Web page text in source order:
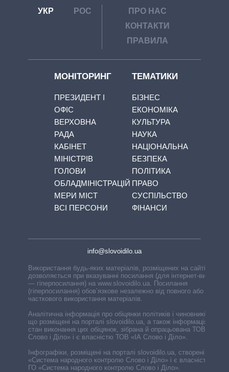
УКР РОС
ПРО НАС
КОНТАКТИ
ПРАВИЛА
МОНІТОРИНГ
ПРЕЗИДЕНТ І
ОФІС
ВЕРХОВНА
РАДА
КАБІНЕТ
МІНІСТРІВ
ГОЛОВИ
ОБЛАДМІНІСТРАЦІЙ
МЕРИ МІСТ
ВСІ ПЕРСОНИ
ТЕМАТИКИ
БІЗНЕС
ЕКОНОМІКА
КУЛЬТУРА
НАУКА
НАЦІОНАЛЬНА
БЕЗПЕКА
ПОЛІТИКА
ПРАВО
СУСПІЛЬСТВО
ФІНАНСИ
info@slovoidilo.ua
Використання будь-яких матеріалів, розміщених на сайті,
дозволяється при вказуванні посилання (для інтернет-видань
— гіперпосилання) на www.slovoidilo.ua. Посилання
(гіперпосилання) обов’язкове незалежно від повного або
часткового використання матеріалів.
Аналітична інформація про обіцянки політиків і чиновників,
що розміщені на порталі slovoidilo.ua, а також інформація про
стан виконання цих обіцянок, зібрана й опрацьована ТОВ «ІА
Слово і Діло» і є власністю ТОВ «ІА Слово і Діло».
Інфографіки, розміщені на порталі slovoidilo.ua, створені ГО
«Система народного контролю Слово і Діло» і є власністю
ГО «Система народного контролю Слово і Діло».